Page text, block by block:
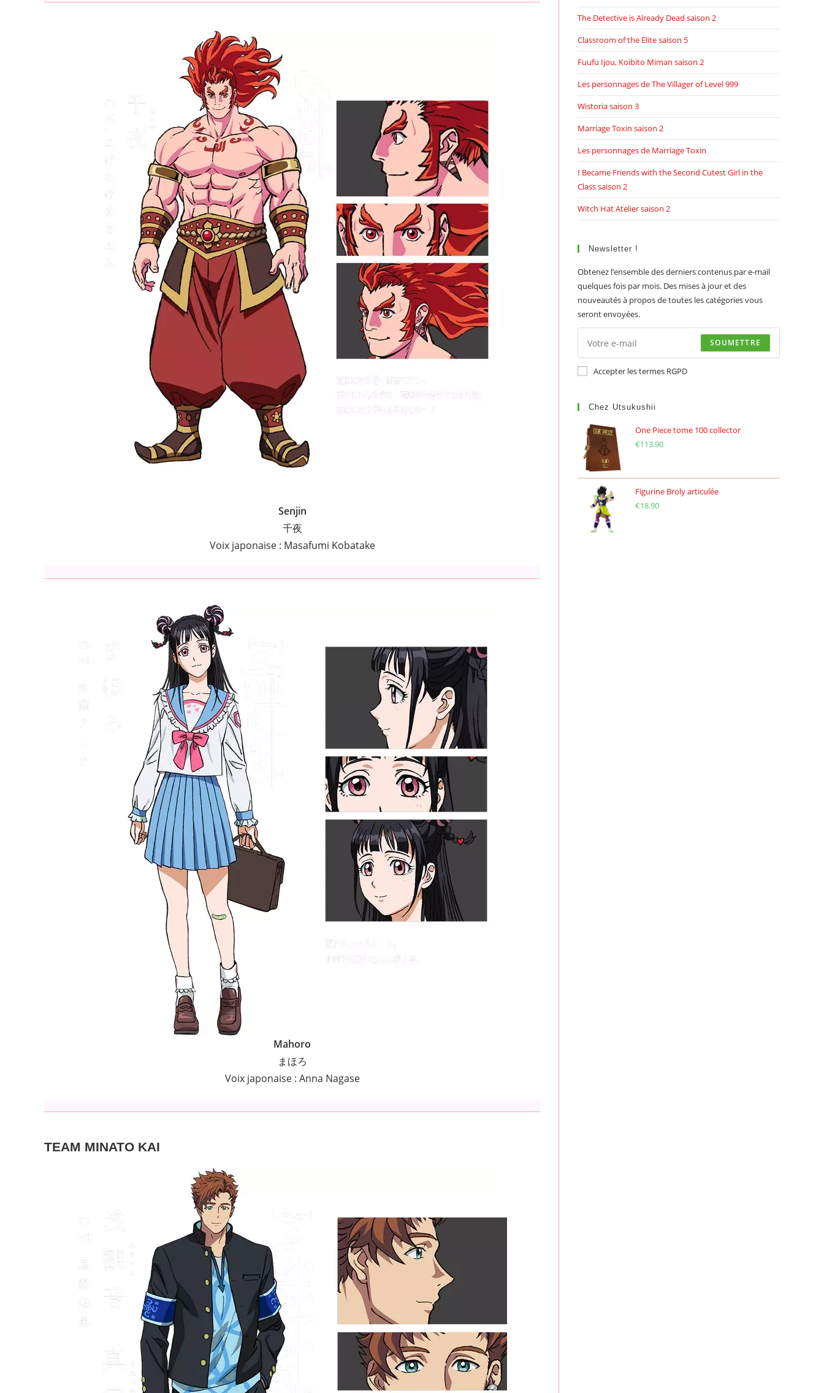
Senjin
千夜
Voix japonaise : Masafumi Kobatake
Mahoro
まほろ
Voix japonaise : Anna Nagase
TEAM MINATO KAI
The Detective is Already Dead saison 2
Classroom of the Elite saison 5
Fuufu Ijou, Koibito Miman saison 2
Les personnages de The Villager of Level 999
Wistoria saison 3
Marriage Toxin saison 2
Les personnages de Marriage Toxin
I Became Friends with the Second Cutest Girl in the
Class saison 2
Witch Hat Atelier saison 2
Newsletter !
Obtenez l’ensemble des derniers contenus par e-mail
quelques fois par mois. Des mises à jour et des
nouveautés à propos de toutes les catégories vous
seront envoyées.
SOUMETTRE
Accepter les termes RGPD
Chez Utsukushii
One Piece tome 100 collector
€113.90
Figurine Broly articulée
€18.90